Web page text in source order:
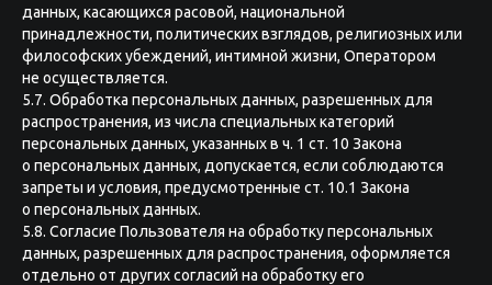
данных, касающихся расовой, национальной
принадлежности, политических взглядов, религиозных или
философских убеждений, интимной жизни, Оператором
не осуществляется.
5.7. Обработка персональных данных, разрешенных для
распространения, из числа специальных категорий
персональных данных, указанных в ч. 1 ст. 10 Закона
о персональных данных, допускается, если соблюдаются
запреты и условия, предусмотренные ст. 10.1 Закона
о персональных данных.
5.8. Согласие Пользователя на обработку персональных
данных, разрешенных для распространения, оформляется
отдельно от других согласий на обработку его